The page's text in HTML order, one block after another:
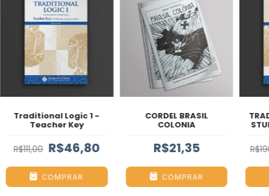
Traditional Logic 1 -
Teacher Key
R$111,00 R$46,80
COMPRAR
CORDEL BRASIL
COLONIA
R$21,35
COMPRAR